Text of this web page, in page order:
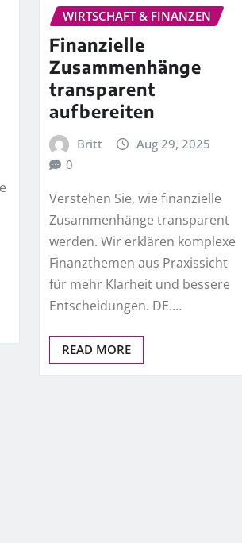
WIRTSCHAFT & FINANZEN
Finanzielle
Zusammenhänge
transparent
aufbereiten
Britt
Aug 29, 2025
0
Verstehen Sie, wie finanzielle
Zusammenhänge transparent
werden. Wir erklären komplexe
Finanzthemen aus Praxissicht
für mehr Klarheit und bessere
Entscheidungen. DE.…
READ MORE